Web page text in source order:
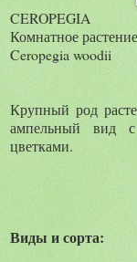
CEROPEGIA
Комнатное
Ceropegia woodii
Крупный род
ампельный вид
цветками.
Виды и сорта: